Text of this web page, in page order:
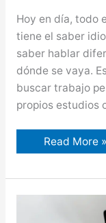
Hoy en día, todo
tiene el saber
saber hablar
dónde se vaya.
buscar trabajo
propios estudios
Consejos
para
de
manera
Read More »